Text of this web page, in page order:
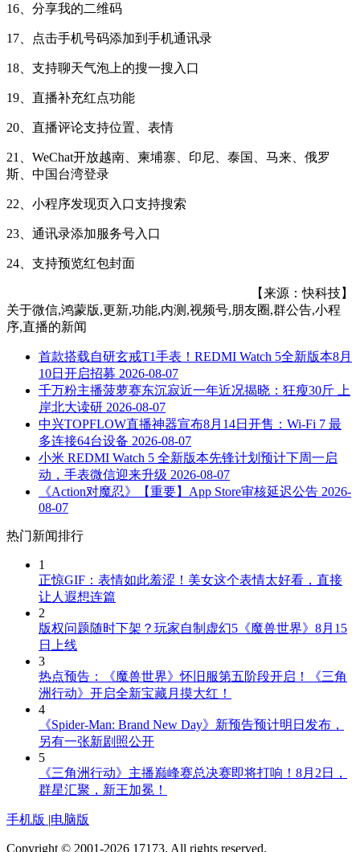
16、分享我的二维码
17、点击手机号码添加到手机通讯录
18、支持聊天气泡上的搜一搜入口
19、直播补充红点功能
20、直播评论支持位置、表情
21、WeChat开放越南、柬埔寨、印尼、泰国、马来、俄罗
斯、中国台湾登录
22、小程序发现页入口支持搜索
23、通讯录添加服务号入口
24、支持预览红包封面
【来源：快科技】
关于微信,鸿蒙版,更新,功能,内测,视频号,朋友圈,群公告,小程
序,直播的新闻
首款搭载自研玄戒T1手表！REDMI Watch 5全新版本8月
10日开启招募 2026-08-07
千万粉主播菠萝赛东沉寂近一年近况揭晓：狂瘦30斤 上
岸北大读研 2026-08-07
中兴TOPFLOW直播神器宣布8月14日开售：Wi-Fi 7 最
多连接64台设备 2026-08-07
小米 REDMI Watch 5 全新版本先锋计划预计下周一启
动，手表微信迎来升级 2026-08-07
《Action对魔忍》【重要】App Store审核延迟公告 2026-
08-07
热门新闻排行
1
正惊GIF：表情如此羞涩！美女这个表情太好看，直接
让人遐想连篇
2
版权问题随时下架？玩家自制虚幻5《魔兽世界》8月15
日上线
3
热点预告：《魔兽世界》怀旧服第五阶段开启！《三角
洲行动》开启全新宝藏月摸大红！
4
《Spider-Man: Brand New Day》新预告预计明日发布，
另有一张新剧照公开
5
《三角洲行动》主播巅峰赛总决赛即将打响！8月2日，
群星汇聚，新王加冕！
手机版 |电脑版
Copyright © 2001-2026 17173. All rights reserved.